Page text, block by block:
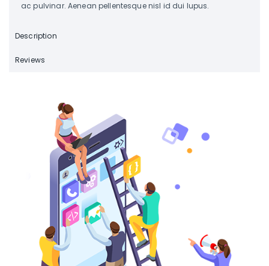
ac pulvinar. Aenean pellentesque nisl id dui lupus.
Description
Reviews